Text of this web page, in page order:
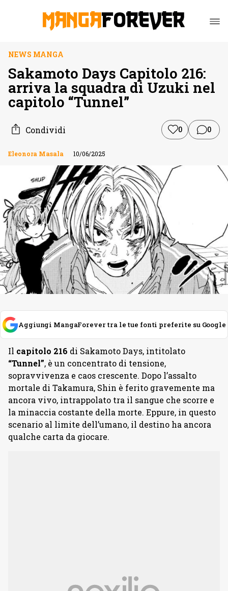
NEWS MANGA
Sakamoto Days Capitolo 216:
arriva la squadra di Uzuki nel
capitolo “Tunnel”
Condividi 0 0
Eleonora Masala 10/06/2025
Aggiungi MangaForever tra le tue fonti preferite su Google
Il capitolo 216 di Sakamoto Days, intitolato
“Tunnel”, è un concentrato di tensione,
sopravvivenza e caos crescente. Dopo l’assalto
mortale di Takamura, Shin è ferito gravemente ma
ancora vivo, intrappolato tra il sangue che scorre e
la minaccia costante della morte. Eppure, in questo
scenario al limite dell’umano, il destino ha ancora
qualche carta da giocare.